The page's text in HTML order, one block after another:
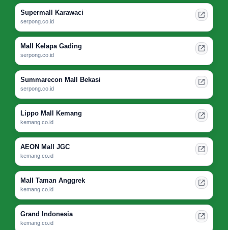
Supermall Karawaci
serpong.co.id
Mall Kelapa Gading
serpong.co.id
Summarecon Mall Bekasi
serpong.co.id
Lippo Mall Kemang
kemang.co.id
AEON Mall JGC
kemang.co.id
Mall Taman Anggrek
kemang.co.id
Grand Indonesia
kemang.co.id